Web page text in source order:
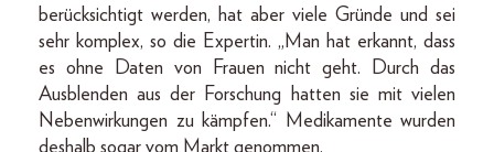
berücksichtigt werden, hat aber viele Gründe und sei
sehr komplex, so die Expertin. „Man hat erkannt, dass
es ohne Daten von Frauen nicht geht. Durch das
Ausblenden aus der Forschung hatten sie mit vielen
Nebenwirkungen zu kämpfen.“ Medikamente wurden
deshalb sogar vom Markt genommen.